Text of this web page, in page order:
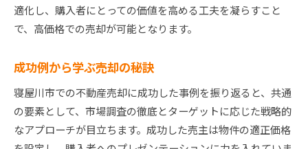
適化し、購入者にとっての価値を高める工夫を凝らすこと
で、高価格での売却が可能となります。
成功例から学ぶ売却の秘訣
寝屋川市での不動産売却に成功した事例を振り返ると、共通
の要素として、市場調査の徹底とターゲットに応じた戦略的
なアプローチが目立ちます。成功した売主は物件の適正価格